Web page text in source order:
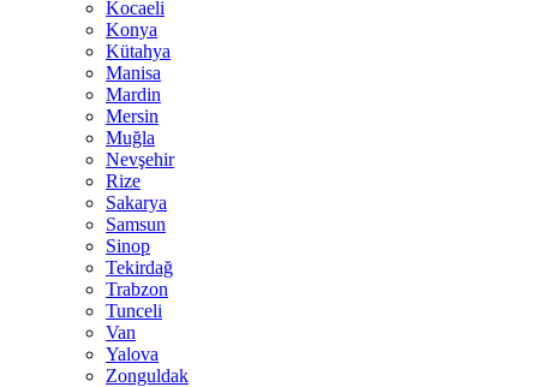
Kocaeli
Konya
Kütahya
Manisa
Mardin
Mersin
Muğla
Nevşehir
Rize
Sakarya
Samsun
Sinop
Tekirdağ
Trabzon
Tunceli
Van
Yalova
Zonguldak